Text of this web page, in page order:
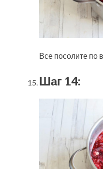
Все посолите по
Шаг 14: